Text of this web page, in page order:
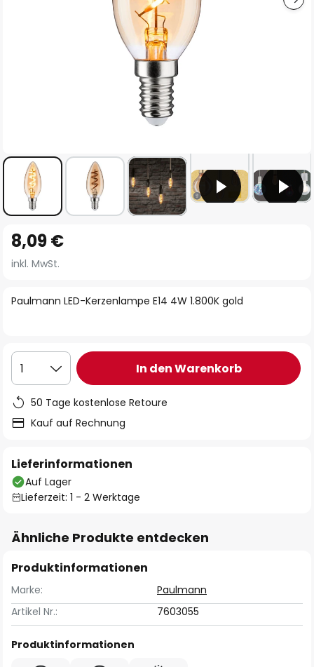
Anfang
der
springen
Paulmann LED-Kerzenlampe E14 4W 1.800K gold
8,09 €
inkl. MwSt.
1 In den Warenkorb
50 Tage kostenlose Retoure
Kauf auf Rechnung
Lieferinformationen
Auf Lager
Lieferzeit: 1 - 2 Werktage
Ähnliche Produkte entdecken
Produktinformationen
Marke:
Paulmann
Artikel Nr.:
7603055
Produktinformationen